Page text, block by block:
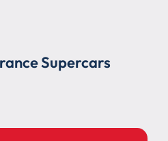
Supercars